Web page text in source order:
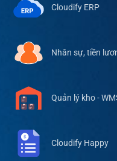
Cloudify ERP
Nhân sự, tiền
Quản lý kho -
Cloudify Happy